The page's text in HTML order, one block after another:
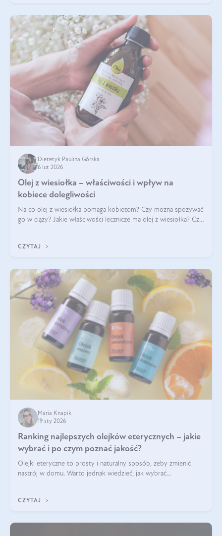
Dietetyk Paulina Górska
6 lut 2026
Olej z wiesiołka – właściwości i wpływ na
kobiece dolegliwości
Na co olej z wiesiołka pomaga kobietom? Czy można spożywać
go w ciąży? Jakie właściwości lecznicze ma olej z wiesiołka? Czy
CZYTAJ
Maria Knapik
19 sty 2026
Ranking najlepszych olejków eterycznych – jakie
wybrać i po czym poznać jakość?
Olejki eteryczne to prosty i naturalny sposób, żeby zmienić
nastrój w domu. Warto jednak wiedzieć, jak wybrać
kryteria wyboru!
CZYTAJ